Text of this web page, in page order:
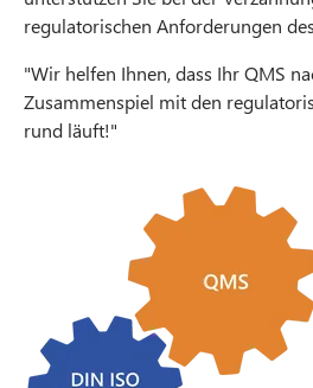
regulatorischen Anforderungen
"Wir helfen Ihnen, dass Ihr QMS
Zusammenspiel mit den
rund läuft!"